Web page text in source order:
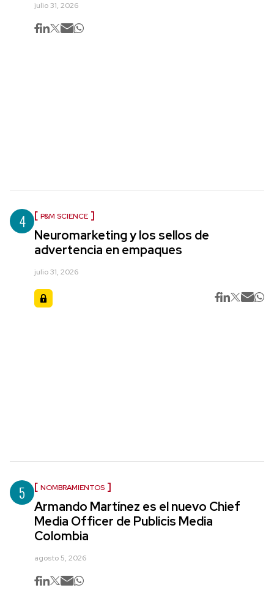
julio 31, 2026
4 P&M SCIENCE
Neuromarketing y los sellos de
advertencia en empaques
julio 31, 2026
5 NOMBRAMIENTOS
Armando Martínez es el nuevo Chief
Media Officer de Publicis Media
Colombia
agosto 5, 2026